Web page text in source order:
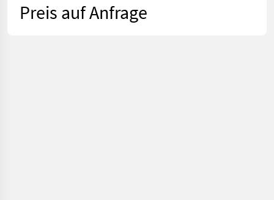
Preis auf Anfrage